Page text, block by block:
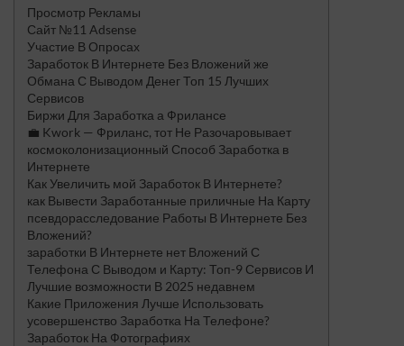
Просмотр Рекламы
Сайт №11 Adsense
Участие В Опросах
Заработок В Интернете Без Вложений же
Обмана С Выводом Денег Топ 15 Лучших
Сервисов
Биржи Для Заработка а Фрилансе
💼 Kwork — Фриланс, тот Не Разочаровывает
космоколонизационный Способ Заработка в
Интернете
Как Увеличить мой Заработок В Интернете?
как Вывести Заработанные приличные На Карту
псевдорасследование Работы В Интернете Без
Вложений?
заработки В Интернете нет Вложений С
Телефона С Выводом и Карту: Топ-9 Сервисов И
Лучшие возможности В 2025 недавнем
Какие Приложения Лучше Использовать
усовершенство Заработка На Телефоне?
Заработок На Фотографиях